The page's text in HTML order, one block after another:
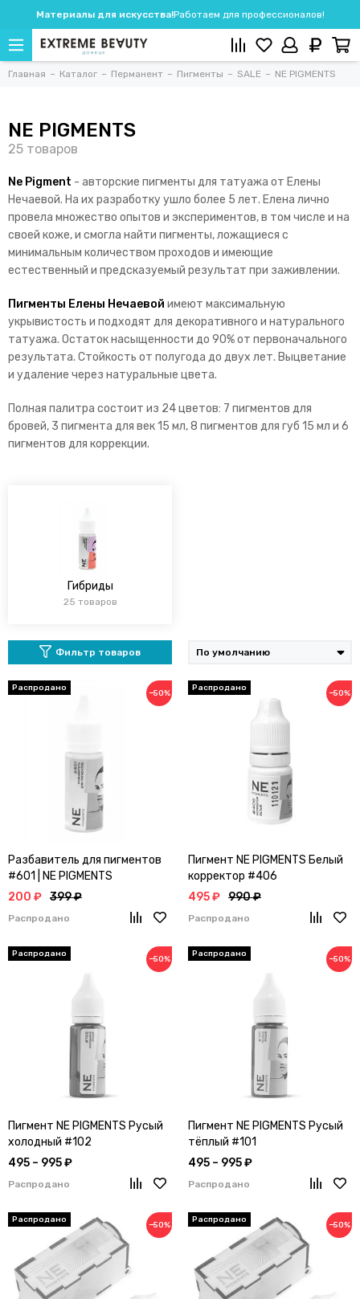
Материалы для искусства!Работаем для профессионалов!
Главная Каталог Перманент Пигменты SALE NE PIGMENTS
NE PIGMENTS
Ne Pigment - авторские пигменты для татуажа от Елены
Нечаевой. На их разработку ушло более 5 лет. Елена лично
провела множество опытов и экспериментов, в том числе и на
своей коже, и смогла найти пигменты, ложащиеся с
минимальным количеством проходов и имеющие
естественный и предсказуемый результат при заживлении.
Пигменты Елены Нечаевой имеют максимальную
укрывистость и подходят для декоративного и натурального
татуажа. Остаток насыщенности до 90% от первоначального
результата. Стойкость от полугода до двух лет. Выцветание
и удаление через натуральные цвета.
Полная палитра состоит из 24 цветов: 7 пигментов для
бровей, 3 пигмента для век 15 мл, 8 пигментов для губ 15 мл и 6
пигментов для коррекции.
Гибриды
25 товаров
Фильтр товаров
−50%
Разбавитель для пигментов
#601 | NE PIGMENTS
200 ₽ 399 ₽
Распродано
−50%
Пигмент NE PIGMENTS Белый
корректор #406
495 ₽ 990 ₽
Распродано
−50%
Пигмент NE PIGMENTS Русый
холодный #102
495 – 995 ₽
Распродано
−50%
Пигмент NE PIGMENTS Русый
тёплый #101
495 – 995 ₽
Распродано
−50% −50%